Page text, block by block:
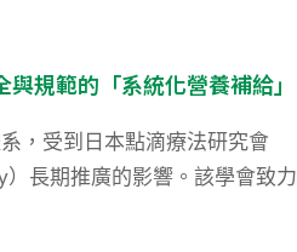
規範的「系統化營養補給」
，受到日本點滴療法研究會
）長期推廣的影響。該學會致力